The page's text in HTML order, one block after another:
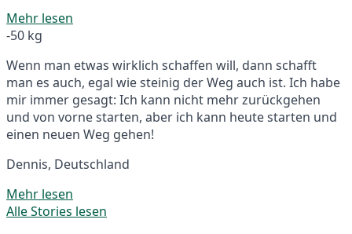
Mehr lesen
-50 kg
Wenn man etwas wirklich schaffen will, dann schafft
man es auch, egal wie steinig der Weg auch ist. Ich habe
mir immer gesagt: Ich kann nicht mehr zurückgehen
und von vorne starten, aber ich kann heute starten und
einen neuen Weg gehen!
Dennis, Deutschland
Mehr lesen
Alle Stories lesen